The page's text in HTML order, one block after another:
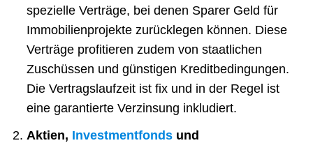
spezielle Verträge, bei denen Sparer Geld für
Immobilienprojekte zurücklegen können. Diese
Verträge profitieren zudem von staatlichen
Zuschüssen und günstigen Kreditbedingungen.
Die Vertragslaufzeit ist fix und in der Regel ist
eine garantierte Verzinsung inkludiert.
Aktien, Investmentfondsund